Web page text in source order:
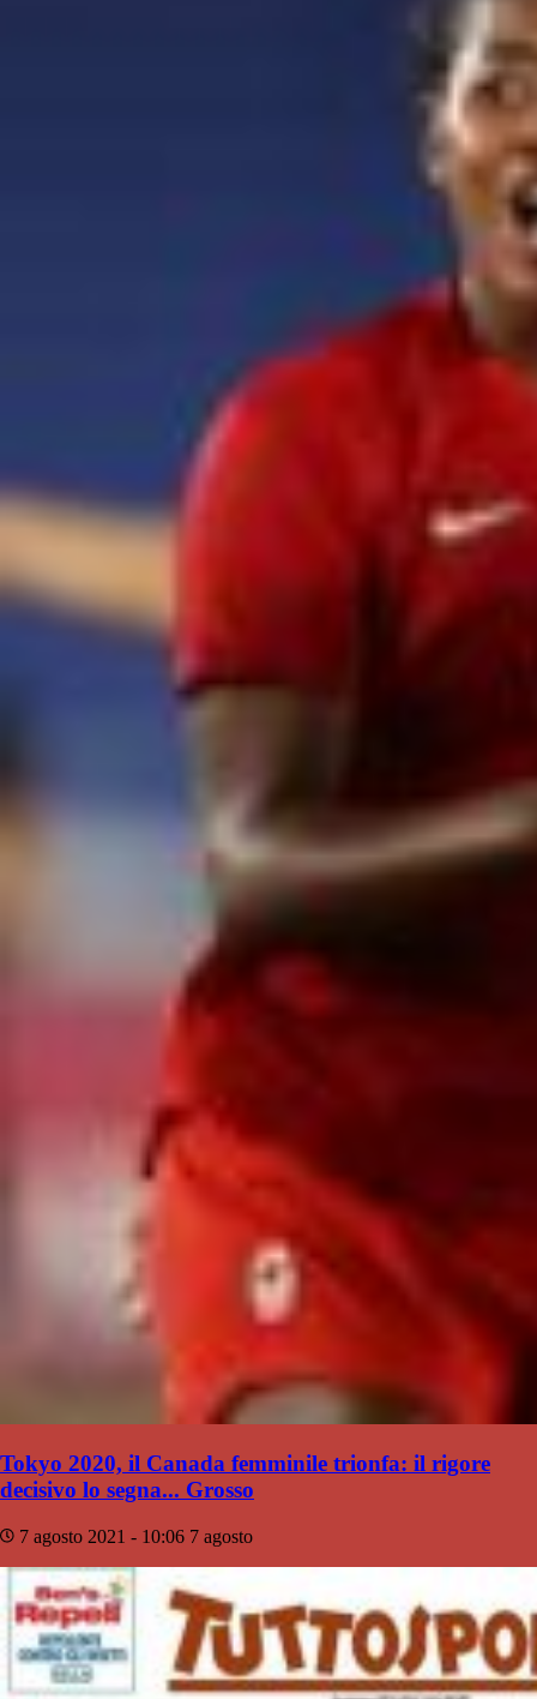
Tokyo 2020, il Canada femminile trionfa: il rigore
decisivo lo segna... Grosso
7 agosto 2021 - 10:06 7 agosto